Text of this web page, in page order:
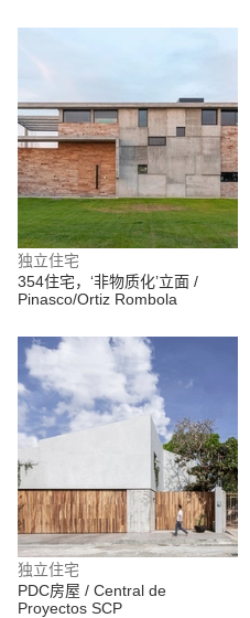
独立住宅
354住宅，‘非物质化’立面 /
Pinasco/Ortiz Rombola
独立住宅
PDC房屋 / Central de
Proyectos SCP